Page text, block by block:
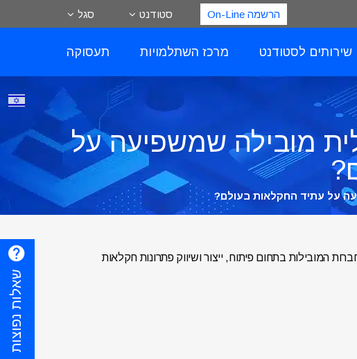
הרשמה On-Line סטודנט סגל
שירותים לסטודנט מרכז השתלמויות תעסוקה
מובילה שמשפיעה על
על עתיד החקלאות בעולם?
בתחום פיתוח, ייצור ושיווק פתרונות חקלאות
שאלות נפוצות